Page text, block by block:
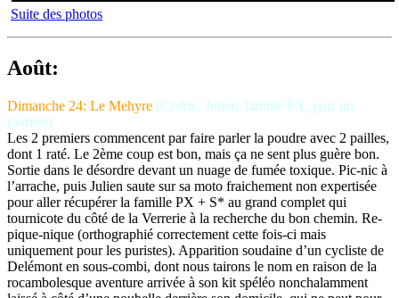
Suite des photos
Août:
Dimanche 24: Le Mehyre (Cédric, Julien, famille PX, puis un
touriste)
Les 2 premiers commencent par faire parler la poudre avec 2 pailles,
dont 1 raté. Le 2ème coup est bon, mais ça ne sent plus guère bon.
Sortie dans le désordre devant un nuage de fumée toxique. Pic-nic à
l’arrache, puis Julien saute sur sa moto fraichement non expertisée
pour aller récupérer la famille PX + S* au grand complet qui
tournicote du côté de la Verrerie à la recherche du bon chemin. Re-
pique-nique (orthographié correctement cette fois-ci mais
uniquement pour les puristes). Apparition soudaine d’un cycliste de
Delémont en sous-combi, dont nous tairons le nom en raison de la
rocambolesque aventure arrivée à son kit spéléo nonchalamment